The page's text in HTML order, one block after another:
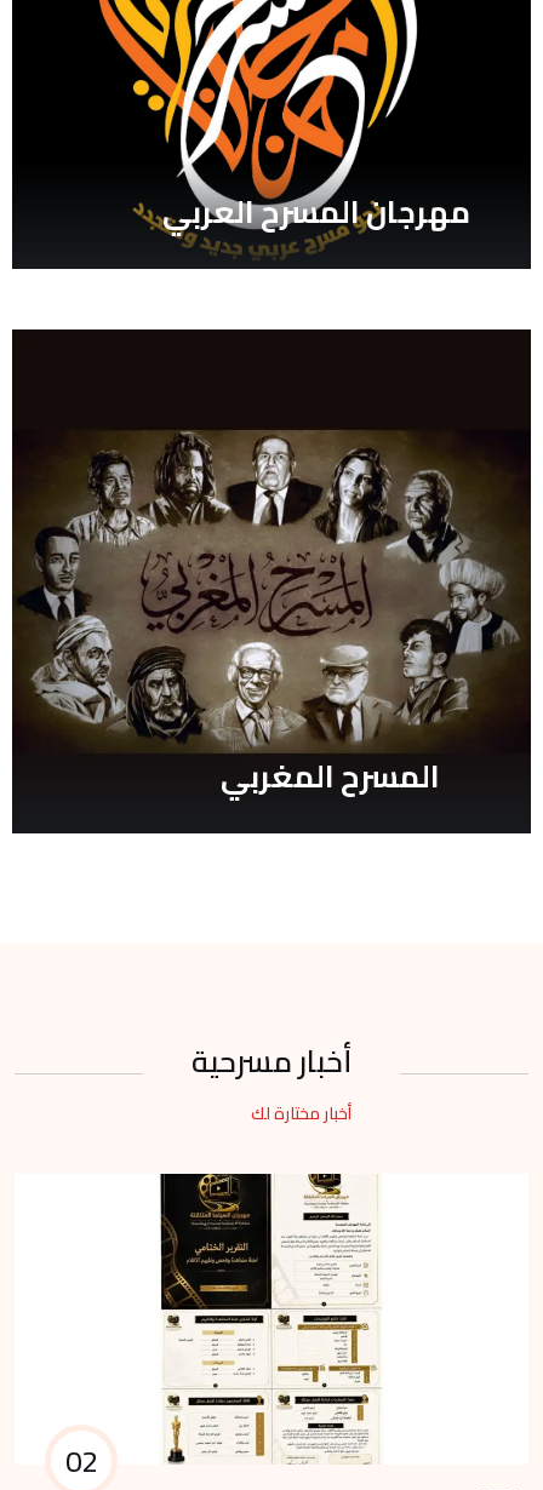
الخراط
“نقطة ضعف…ومسرحيات أخرى” في
معرض الكويت الدولي للكتاب ال 48/
بشرى عمور
مهرجان المسرح العربي
مهرجان المسرح العربي
المسرح المغربي
أخبار مسرحية
أخبار مختارة لك
02